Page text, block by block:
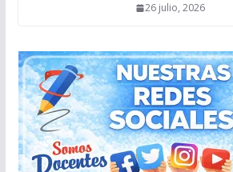
26 julio, 2026